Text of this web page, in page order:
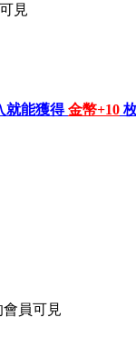
見
就能獲得金幣+10
員可見